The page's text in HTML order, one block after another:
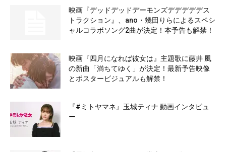
映画『デッドデッドデーモンズデデデデデス
トラクション』、ano・幾田りらによるスペシ
ャルコラボソング2曲が決定！本予告も解禁！
映画『四月になれば彼女は』主題歌に藤井 風
の新曲「満ちてゆく」が決定！最新予告映像
とポスタービジュアルも解禁！
『#ミトヤマネ』玉城ティナ 動画インタビュ
ー